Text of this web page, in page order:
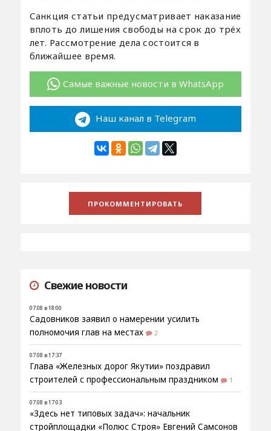
Санкция статьи предусматривает наказание
вплоть до лишения свободы на срок до трёх
лет. Рассмотрение дела состоится в
ближайшее время.
Самые важные новости в WhatsApp
Наш канал в Telegram
Свежие новости
07.08 в 18:00
Садовников заявил о намерении усилить
полномочия глав на местах
2
07.08 в 17:37
Глава «Железных дорог Якутии» поздравил
строителей с профессиональным праздником
1
07.08 в 17:03
«Здесь нет типовых задач»: начальник
стройплощадки «Полюс Строя» Евгений Самсонов